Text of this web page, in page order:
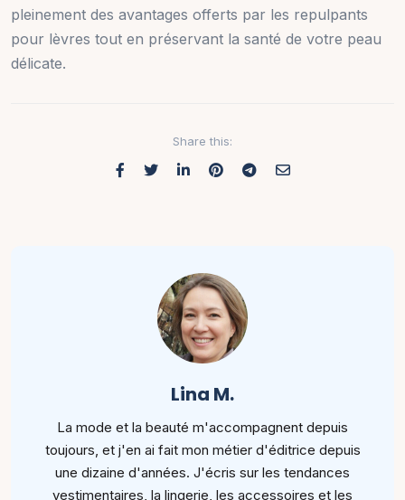
pleinement des avantages offerts par les repulpants
pour lèvres tout en préservant la santé de votre peau
délicate.
Share this:
Lina M.
La mode et la beauté m'accompagnent depuis
toujours, et j'en ai fait mon métier d'éditrice depuis
une dizaine d'années. J'écris sur les tendances
vestimentaires, la lingerie, les accessoires et les